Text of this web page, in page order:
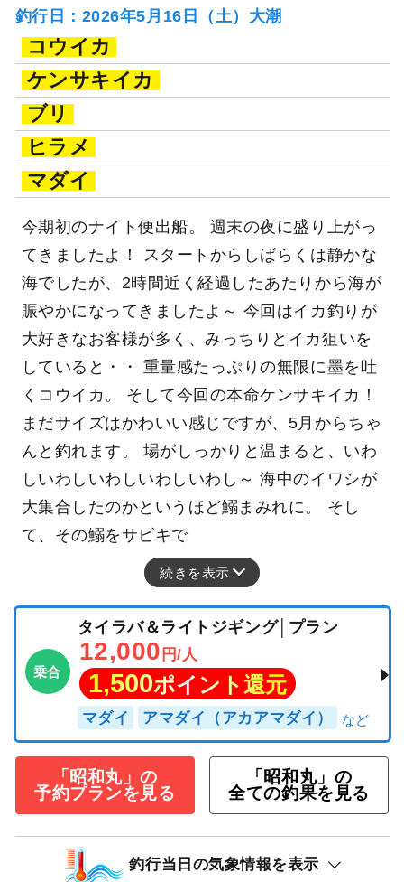
釣行日：2026年5月16日（土）大潮
コウイカ
ケンサキイカ
ブリ
ヒラメ
マダイ
今期初のナイト便出船。 週末の夜に盛り上がっ
てきましたよ！ スタートからしばらくは静かな
海でしたが、2時間近く経過したあたりから海が
賑やかになってきましたよ～ 今回はイカ釣りが
大好きなお客様が多く、みっちりとイカ狙いを
していると・・ 重量感たっぷりの無限に墨を吐
くコウイカ。 そして今回の本命ケンサキイカ！
まだサイズはかわいい感じですが、5月からちゃ
んと釣れます。 場がしっかりと温まると、いわ
しいわしいわしいわしいわし～ 海中のイワシが
大集合したのかというほど鰯まみれに。 そし
て、その鰯をサビキで
続きを表示
乗合
タイラバ＆ライトジギング│プラン
12,000 円/人
1,500ポイント還元
マダイ アマダイ（アカアマダイ）
「昭和丸」の
予約プランを見る
「昭和丸」の
全ての釣果を見る
釣行当日の気象情報を表示